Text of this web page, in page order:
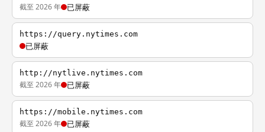
截至 2026 年 已屏蔽
https://query.nytimes.com
已屏蔽
http://nytlive.nytimes.com
截至 2026 年 已屏蔽
https://mobile.nytimes.com
截至 2026 年 已屏蔽